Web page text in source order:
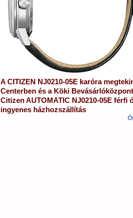
ACITIZEN NJ0210-05E karóra
Centerben és a Köki
Citizen AUTOMATIC NJ0210-05E férfi
ingyenes házhozszállítás